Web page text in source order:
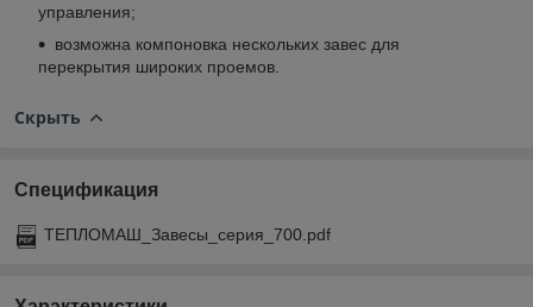
управления;
возможна компоновка нескольких завес для
перекрытия широких проемов.
Скрыть
Спецификация
ТЕПЛОМАШ_Завесы_серия_700.pdf